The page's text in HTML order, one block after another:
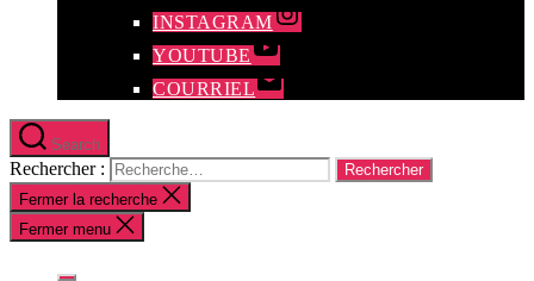
INSTAGRAM
YOUTUBE
COURRIEL
Search
Rechercher :
Fermer la recherche
Fermer menu